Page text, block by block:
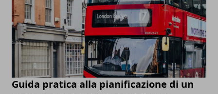
Guida pratica alla pianificazione di un